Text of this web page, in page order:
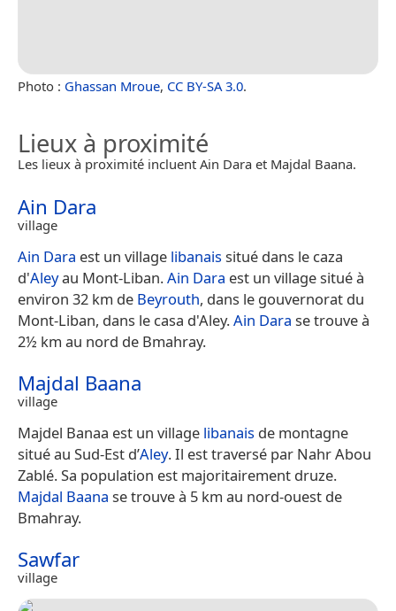
Photo : Ghassan Mroue, CC BY-SA 3.0.
Lieux à proximité
Les lieux à proximité incluent Ain Dara et Majdal Baana.
Ain Dara
village
Ain Dara est un village libanaissitué dans le caza
d'Aleyau Mont-Liban.Ain Dara est un village situé à
environ 32 km de Beyrouth, dans le gouvernorat du
Mont-Liban, dans le casa d'Aley.Ain Dara se trouve à
2½ km au nord de Bmahray.
Majdal Baana
village
Majdel Banaa est un village libanais de montagne
situé au Sud-Est d’Aley. Il est traversé par Nahr Abou
Zablé. Sa population est majoritairement druze.
Majdal Baana se trouve à 5 km au nord-ouest de
Bmahray.
Sawfar
village